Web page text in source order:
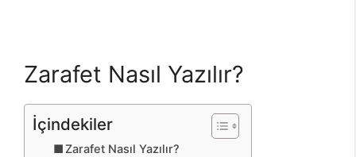
Zarafet Nasıl Yazılır?
İçindekiler
Zarafet Nasıl Yazılır?